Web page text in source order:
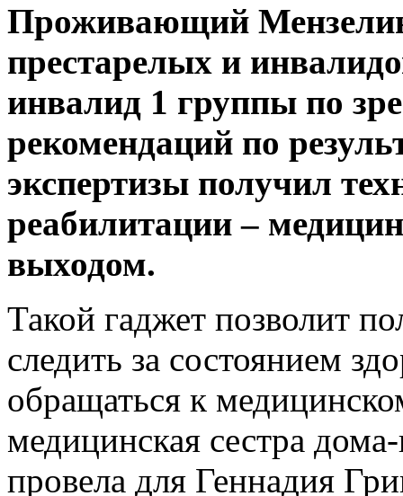
Проживающий
престарелых и
инвалид 1 группы по
рекомендаций по
экспертизы получил
реабилитации –
выходом.
Такой гаджет позволит
следить за состоянием
обращаться к
медицинская сестра
провела для Геннадия